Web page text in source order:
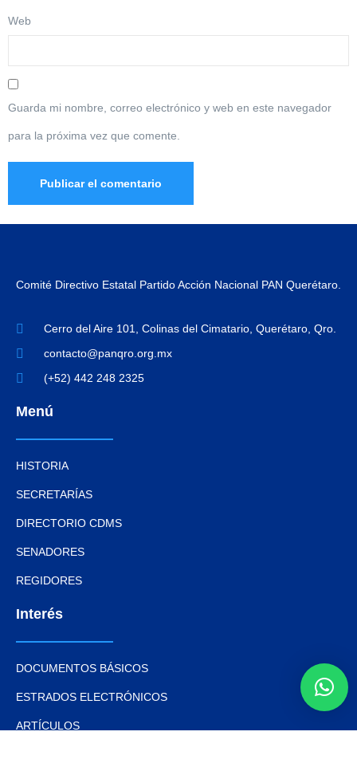
Web
Guarda mi nombre, correo electrónico y web en este navegador
para la próxima vez que comente.
Comité Directivo Estatal Partido Acción Nacional PAN Querétaro.
Cerro del Aire 101, Colinas del Cimatario, Querétaro, Qro.
contacto@panqro.org.mx
(+52) 442 248 2325
Menú
HISTORIA
SECRETARÍAS
DIRECTORIO CDMS
SENADORES
REGIDORES
Interés
DOCUMENTOS BÁSICOS
ESTRADOS ELECTRÓNICOS
ARTÍCULOS